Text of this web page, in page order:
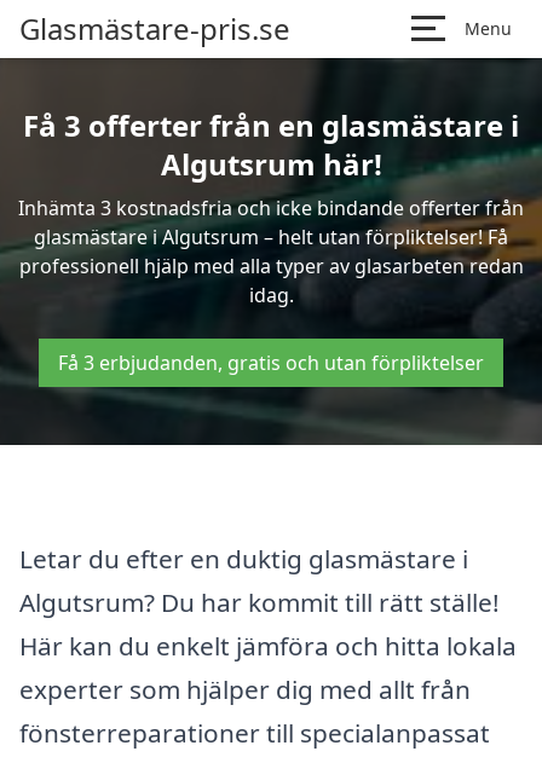
Glasmästare-pris.se Menu
Få 3 offerter från en glasmästare i
Algutsrum här!
Inhämta 3 kostnadsfria och icke bindande offerter från
glasmästare i Algutsrum – helt utan förpliktelser! Få
professionell hjälp med alla typer av glasarbeten redan
idag.
Få 3 erbjudanden, gratis och utan förpliktelser
Letar du efter en duktig glasmästare i
Algutsrum? Du har kommit till rätt ställe!
Här kan du enkelt jämföra och hitta lokala
experter som hjälper dig med allt från
fönsterreparationer till specialanpassat